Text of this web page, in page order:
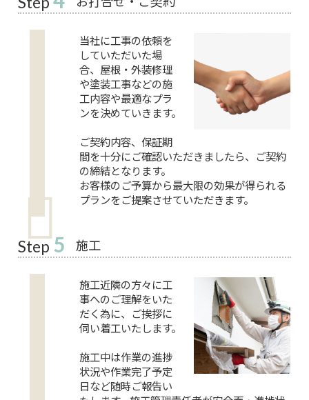
当社に工事の依頼を
していただいた場
合、屋根・外装修理
や塗装工事などの施
工内容や最適なプラ
ンを決めていきます。
ご契約内容、保証期
間を十分にご確認いただきましたら、ご契約
の締結となります。
お客様のご予算から最大限の効果が得られる
プランをご提案させていただきます。
Step 5 施工
施工近隣の方々に工
事へのご理解をいた
だく為に、ご挨拶に
伺い着工いたします。
施工中は作業の進捗
状況や作業完了予定
日など随時ご報告い